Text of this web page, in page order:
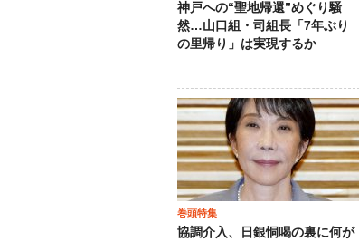
神戸への“聖地帰還”めぐり騒
然…山口組・司組長「7年ぶり
の里帰り」は実現するか
巻頭特集
協調介入、日銀恫喝の裏に何が